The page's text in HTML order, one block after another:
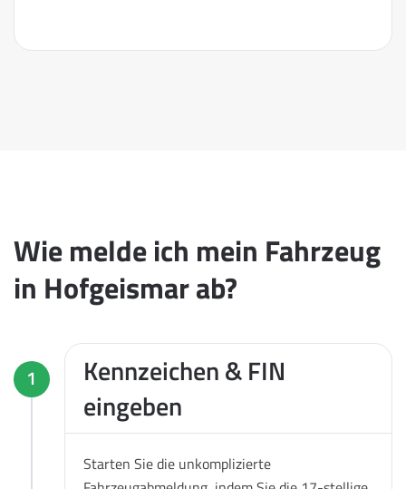
Wie melde ich mein Fahrzeug
in Hofgeismar ab?
1
Kennzeichen & FIN
eingeben
Starten Sie die unkomplizierte